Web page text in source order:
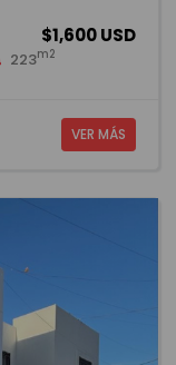
$1,600 USD
223m2
VER MÁS